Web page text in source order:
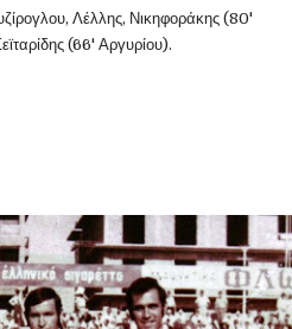
Λέλλης, Νικηφοράκης (80'
(66' Αργυρίου).